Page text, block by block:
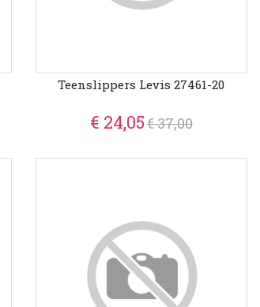
Teenslippers Levis 27461-20
€ 24,05€ 37,00